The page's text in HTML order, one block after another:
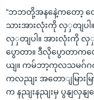
“ဘဘတို့အနနေဲ့ကတော့ တေ
သားအားလုံးကို လှှတျပါ။
လှှတျပါ။ အားလုံးကို လှှ
ပွောတာ။ ဒီလိုပွောတာက
ယျ။ ကမ်ဘာ့ကုလသမဂ်ဂ
ကလညျး အတောျမြားမ
က နညျးနညျးမှ ပွနျလှန